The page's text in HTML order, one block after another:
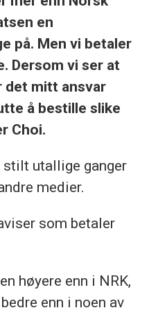
en
på. Men vi betaler
Dersom vi ser at
det mitt ansvar
å bestille slike
Choi.
stilt utallige ganger
medier.
som betaler
høyere enn i NRK,
enn i noen av